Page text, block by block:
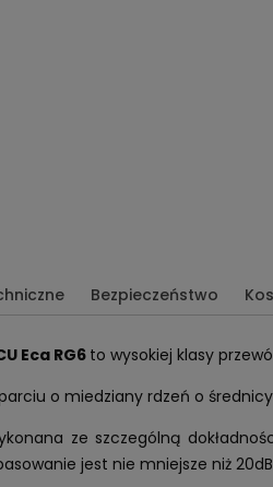
Bezpieczeństwo
Eca RG6 to wysokiej klasy
o miedziany rdzeń o
ze szczególną
jest nie mniejsze niż